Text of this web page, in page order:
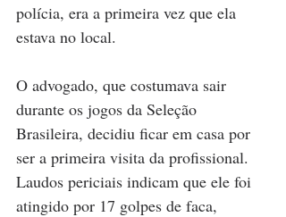
polícia, era a primeira vez que ela
estava no local.
O advogado, que costumava sair
durante os jogos da Seleção
Brasileira, decidiu ficar em casa por
ser a primeira visita da profissional.
Laudos periciais indicam que ele foi
atingido por 17 golpes de faca,